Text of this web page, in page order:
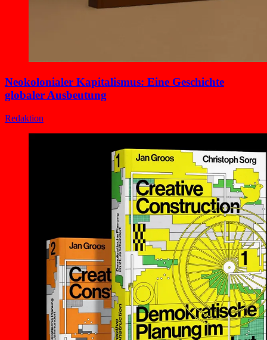
Neokolonialer Kapitalismus: Eine Geschichte
globaler Ausbeutung
Redaktion